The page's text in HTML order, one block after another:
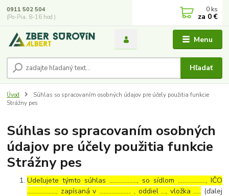
Menu
Hľadať
0911 502 504
(Po-Pia, 8-16 hod.)
0 ks
za 0 €
Úvod
Súhlas so spracovaním osobných údajov pre účely použitia funkcie
Strážny pes
Súhlas so spracovaním osobných
údajov pre účely použitia funkcie
Strážny pes
Udeľujete týmto súhlas ……………..., so sídlom ………………, IČO
………………., zapísaná v ………………… , oddiel …, vložka ….. (ďalej